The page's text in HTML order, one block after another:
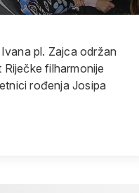
pl. Zajca održan
filharmonije
rođenja Josipa